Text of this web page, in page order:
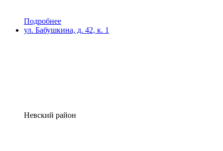
Подробнее
ул. Бабушкина, д. 42, к. 1
Невский район